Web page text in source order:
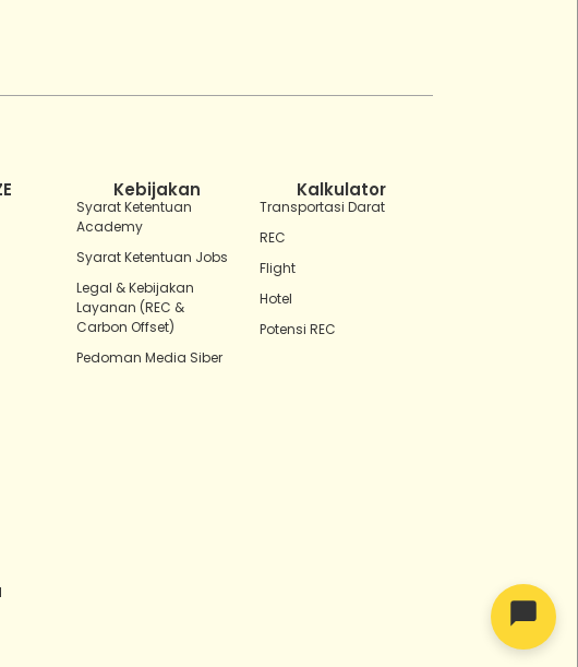
Kebijakan
Syarat Ketentuan
Academy
Syarat Ketentuan Jobs
Legal & Kebijakan
Layanan (REC &
Carbon Offset)
Pedoman Media Siber
Kalkulator
Transportasi Darat
REC
Flight
Hotel
Potensi REC